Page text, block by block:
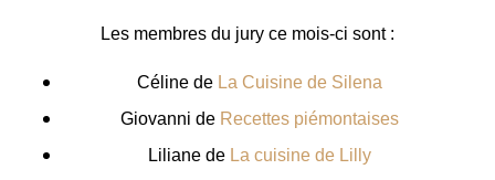
Les membres du jury ce mois-ci sont :
Céline de La Cuisine de Silena
Giovanni de Recettes piémontaises
Liliane de La cuisine de Lilly